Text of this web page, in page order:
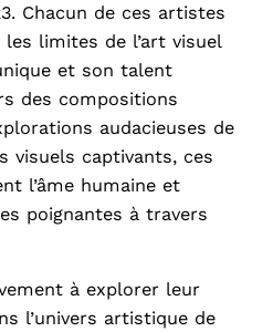
Chacun de ces artistes
limites de l’art visuel
et son talent
des compositions
audacieuses de
visuels captivants, ces
l’âme humaine et
poignantes à travers
à explorer leur
l’univers artistique de